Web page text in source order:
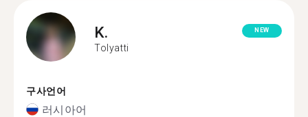
K.
Tolyatti
NEW
구사언어
러시아어